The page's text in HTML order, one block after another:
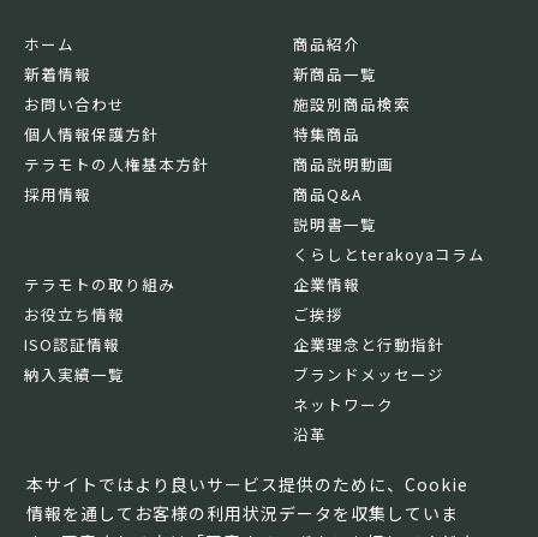
本サイトではより良いサービス提供のために、Cookie
情報を通してお客様の利用状況データを収集していま
ホーム
新着情報
お問い合わせ
個人情報保護方針
テラモトの人権基本方針
採用情報
商品紹介
新商品一覧
施設別商品検索
特集商品
商品説明動画
商品Q&A
説明書一覧
くらしとterakoyaコラム
テラモトの取り組み
お役立ち情報
ISO認証情報
納入実績一覧
企業情報
ご挨拶
企業理念と行動指針
ブランドメッセージ
ネットワーク
沿革